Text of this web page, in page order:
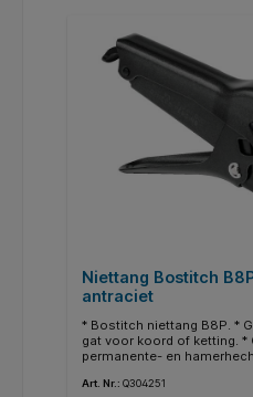
Niettang Bostitch
antraciet
* Bostitch niettang B8P. *
gat voor koord of ketting. *
permanente- en
6mm of STCR 2115 3/8-
Art. Nr.: Q304251